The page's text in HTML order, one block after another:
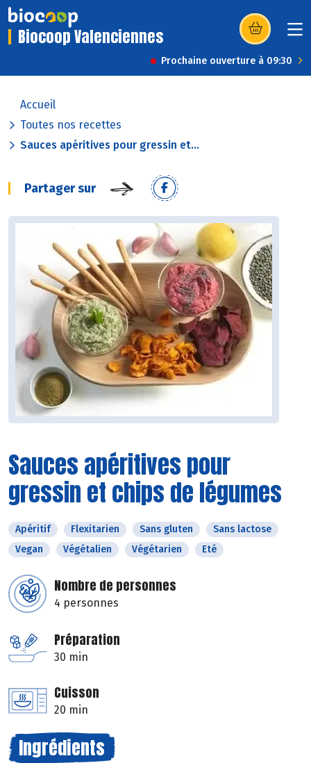
Biocoop Valenciennes (s’ouvre dans
Prochaine ouverture à 09:30
Accueil
Toutes nos recettes
Sauces apéritives pour gressin et...
Partager sur
Sauces apéritives pour
gressin et chips de légumes
Apéritif Flexitarien Sans gluten
Sans lactose
Vegan
Végétalien Végétarien Eté
Nombre de personnes
4 personnes
Préparation
30 min
Cuisson
20 min
Ingrédients